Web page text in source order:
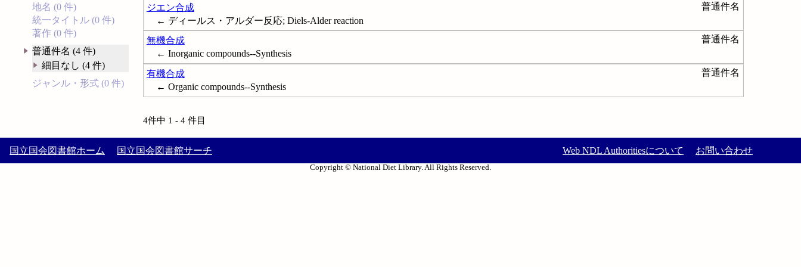
地名 (0 件)
統一タイトル (0 件)
著作 (0 件)
普通件名 (4 件)
細目なし (4 件)
ジャンル・形式 (0 件)
ジエン合成
普通件名
← ディールス・アルダー反応; Diels-Alder reaction
無機合成
普通件名
← Inorganic compounds--Synthesis
有機合成
普通件名
← Organic compounds--Synthesis
4件中 1 - 4 件目
国立国会図書館ホーム 国立国会図書館サーチ Web NDL Authoritiesについて お問い合わせ
Copyright © National Diet Library. All Rights Reserved.